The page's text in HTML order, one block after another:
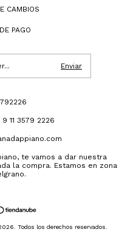
CAMBIOS
PAGO
11 3579 2226
te vamos a dar nuestra
la compra. Estamos en zona
Todos los derechos reservados.